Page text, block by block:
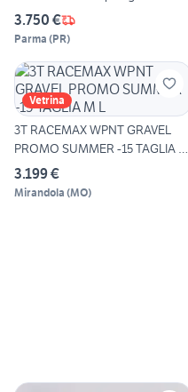
3.750 €
Parma (PR)
Vetrina
3T RACEMAX WPNT GRAVEL
PROMO SUMMER -15 TAGLIA M
L
3.199 €
Mirandola (MO)